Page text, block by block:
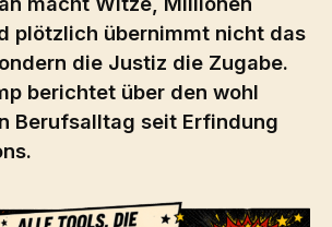
plötzlich übernimmt nicht das
die Justiz die Zugabe.
berichtet über den wohl
Berufsalltag seit Erfindung